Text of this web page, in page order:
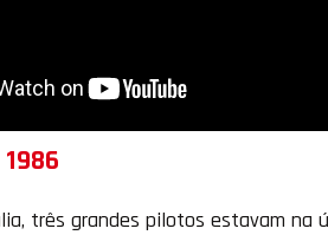
três grandes pilotos estavam na